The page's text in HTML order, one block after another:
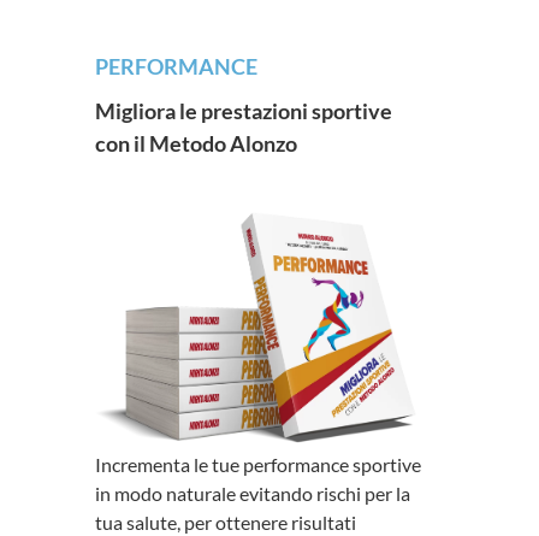
PERFORMANCE
Migliora le prestazioni sportive
con il Metodo Alonzo
Incrementa le tue performance sportive
in modo naturale evitando rischi per la
tua salute, per ottenere risultati